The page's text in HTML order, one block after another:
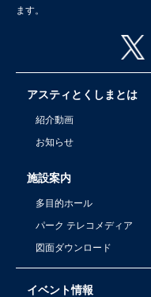
ます。
アスティとくしまとは
紹介動画
お知らせ
施設案内
多目的ホール
パーク テレコメディア
図面ダウンロード
イベント情報